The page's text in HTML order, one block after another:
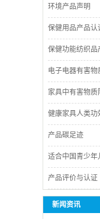
环境产品声明
保健用品产品认
保健功能纺织品
电子电器有害物
家具中有害物质
健康家具人类功
产品碳足迹
适合中国青少年
产品评价与认证
新闻资讯